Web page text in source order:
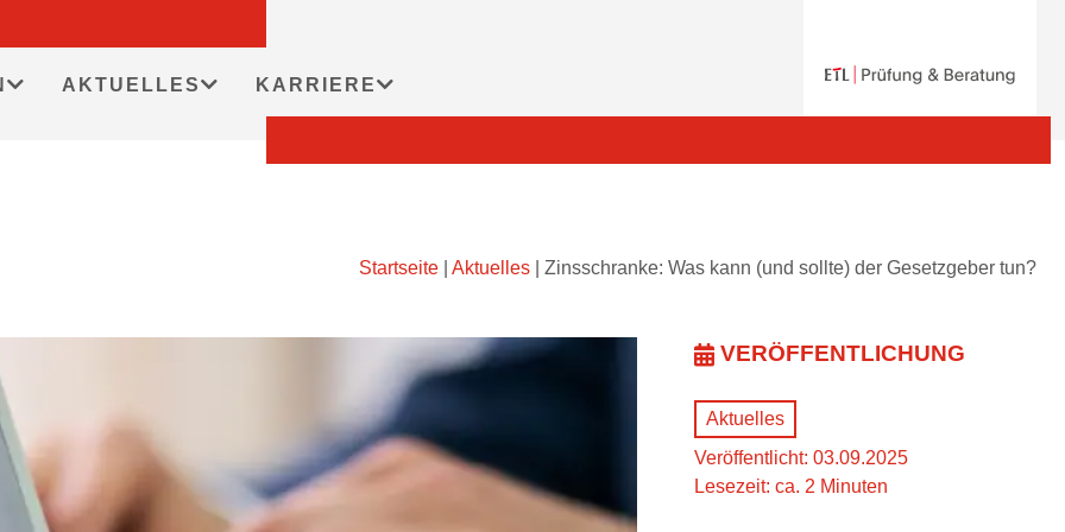
AKTUELLES KARRIERE
Startseite Aktuelles Zinsschranke: Was kann (und sollte) der Gesetzgeber tun?
VERÖFFENTLICHUNG
Aktuelles
Veröffentlicht: 03.09.2025
Lesezeit: ca. 2 Minuten